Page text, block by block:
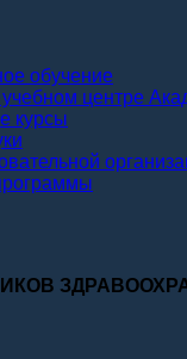
обучение
центре
курсы